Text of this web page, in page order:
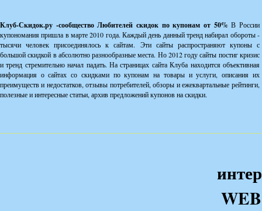
Клуб-Скидок.ру -сообщество Любителей скидок по купонам от 50%В России
купономания пришла в марте 2010 года. Каждый день данный тренд набирал обороты -
тысячи человек присоединялось к сайтам. Эти сайты распространяют купоны с
большой скидкой в абсолютно разнообразные места. Но 2012 году сайты постиг кризис
и тренд стремительно начал падать. На страницах сайта Клуба находится объективная
информация о сайтах со скидками по купонам на товары и услуги, описания их
преимуществ и недостатков, отзывы потребителей, обзоры и ежеквартальные рейтинги,
полезные и интересные статьи, архив предложений купонов на скидки.